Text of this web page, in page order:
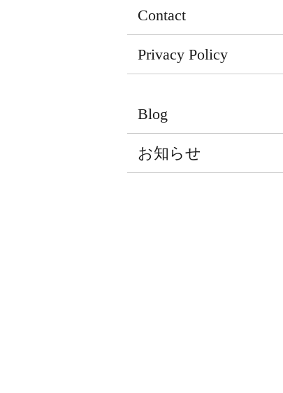
Contact
Privacy Policy
Blog
お知らせ